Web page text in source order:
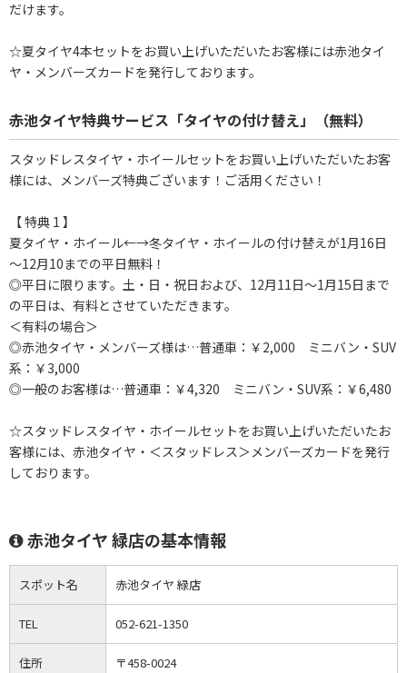
だけます。
☆夏タイヤ4本セットをお買い上げいただいたお客様には赤池タイ
ヤ・メンバーズカードを発行しております。
赤池タイヤ特典サービス「タイヤの付け替え」（無料）
スタッドレスタイヤ・ホイールセットをお買い上げいただいたお客
様には、メンバーズ特典ございます！ご活用ください！
【 特典 1 】
夏タイヤ・ホイール←→冬タイヤ・ホイールの付け替えが1月16日
～12月10までの平日無料！
◎平日に限ります。土・日・祝日および、12月11日～1月15日まで
の平日は、有料とさせていただきます。
＜有料の場合＞
◎赤池タイヤ・メンバーズ様は…普通車：￥2,000 ミニバン・SUV
系：￥3,000
◎一般のお客様は…普通車：￥4,320 ミニバン・SUV系：￥6,480
☆スタッドレスタイヤ・ホイールセットをお買い上げいただいたお
客様には、赤池タイヤ・＜スタッドレス＞メンバーズカードを発行
しております。
赤池タイヤ 緑店の基本情報
スポット名 赤池タイヤ 緑店
TEL 052-621-1350
住所
〒458-0024